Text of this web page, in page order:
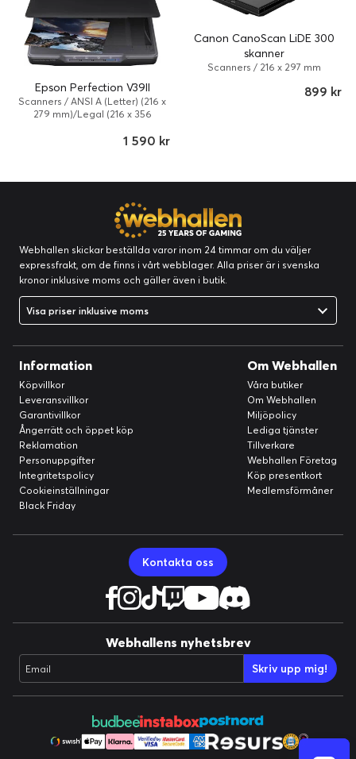
Epson Perfection V39II
Scanners / ANSI A (Letter) (216 x
279 mm)/Legal (216 x 356
1 590 kr
Canon CanoScan LiDE 300
skanner
Scanners / 216 x 297 mm
899 kr
Webhallen skickar beställda varor inom 24 timmar om du väljer
expressfrakt, om de finns i vårt webblager. Alla priser är i svenska
kronor inklusive moms och gäller även i butik.
Visa priser inklusive moms
Information
Köpvillkor
Leveransvillkor
Garantivillkor
Ångerrätt och öppet köp
Reklamation
Personuppgifter
Integritetspolicy
Cookieinställningar
Black Friday
Om Webhallen
Våra butiker
Om Webhallen
Miljöpolicy
Lediga tjänster
Tillverkare
Webhallen Företag
Köp presentkort
Medlemsförmåner
Kontakta oss
Webhallens nyhetsbrev
Email Skriv upp mig!